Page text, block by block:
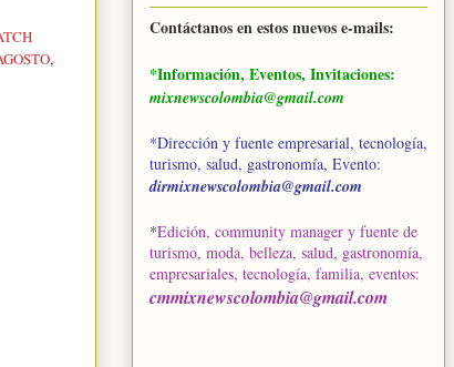
,
Contáctanos en estos nuevos e-mails:
*Información, Eventos, Invitaciones:
mixnewscolombia@gmail.com
*Dirección y fuente empresarial, tecnología,
turismo, salud, gastronomía, Evento:
dirmixnewscolombia@gmail.com
*Edición, community manager y fuente de
turismo, moda, belleza, salud, gastronomía,
empresariales, tecnología, familia, eventos:
cmmixnewscolombia@gmail.com